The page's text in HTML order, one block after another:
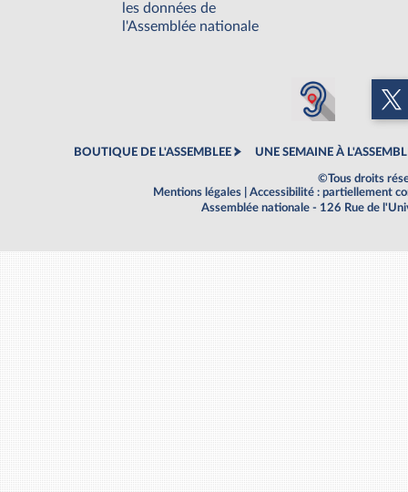
les données de
l'Assemblée nationale
BOUTIQUE DE L'ASSEMBLEE UNE SEMAINE À
©Tous droits
Mentions légales
Accessibilité : partiellement
Assemblée nationale - 126 Rue de